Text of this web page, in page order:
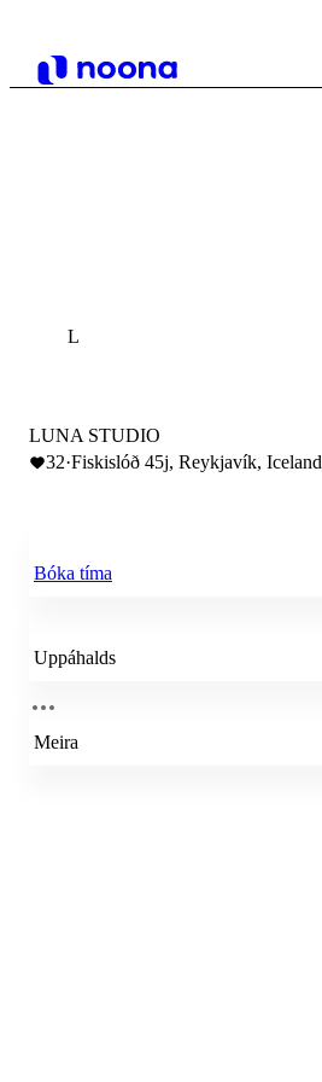
L
LUNA STUDIO
32·Fiskislóð 45j, Reykjavík, Iceland
Bóka tíma
Uppáhalds
Meira